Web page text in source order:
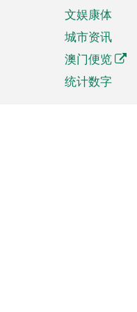
文娱康体
城市资讯
澳门便览
统计数字